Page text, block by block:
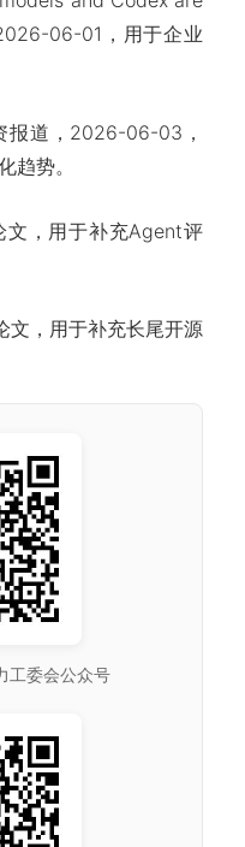
06-01，用于企业
报道，2026-06-03，
趋势。
文，用于补充Agent评
，用于补充长尾开源
工委会公众号